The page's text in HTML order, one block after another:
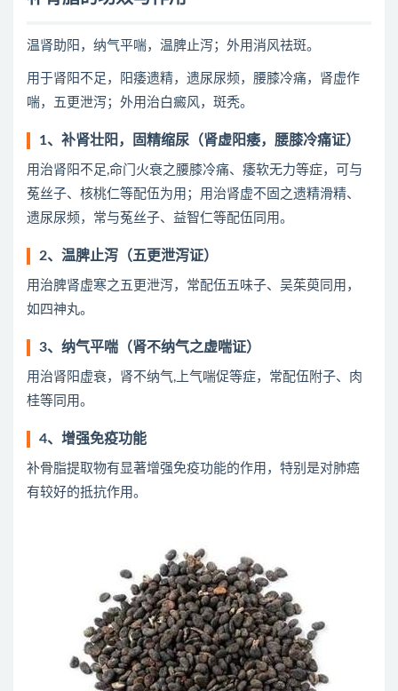
温肾助阳，纳气平喘，温脾止泻；外用消风祛斑。
用于肾阳不足，阳痿遗精，遗尿尿频，腰膝冷痛，肾虚作
喘，五更泄泻；外用治白癜风，斑秃。
1、补肾壮阳，固精缩尿（肾虚阳痿，腰膝冷痛证）
用治肾阳不足,命门火衰之腰膝冷痛、痿软无力等症，可与
菟丝子、核桃仁等配伍为用；用治肾虚不固之遗精滑精、
遗尿尿频，常与菟丝子、益智仁等配伍同用。
2、温脾止泻（五更泄泻证）
用治脾肾虚寒之五更泄泻，常配伍五味子、吴茱萸同用，
如四神丸。
3、纳气平喘（肾不纳气之虚喘证）
用治肾阳虚衰，肾不纳气,上气喘促等症，常配伍附子、肉
桂等同用。
4、增强免疫功能
补骨脂提取物有显著增强免疫功能的作用，特别是对肺癌
有较好的抵抗作用。